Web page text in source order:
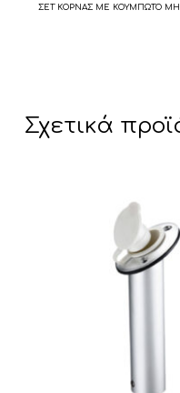
Κανένα
ΣΕΤ ΚΟΡΝΑΣ ΜΕ ΚΟΥΜΠΩΤΟ
Σχετικά